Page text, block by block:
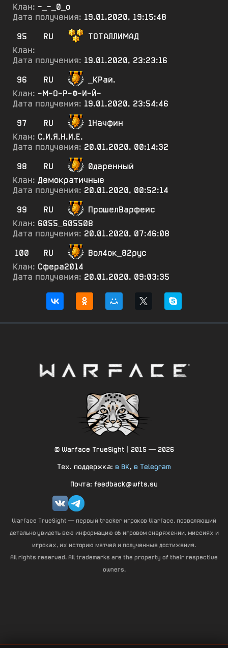
Клан: -_-_0_о
Дата получения: 19.01.2020, 19:15:48
95
RU
ТОТАЛЛИМАД
Клан:
Дата получения: 19.01.2020, 23:23:16
96
RU
_КРай.
Клан: -М-О-Р-Ф-И-Й-
Дата получения: 19.01.2020, 23:54:46
97
RU
1Начфин
Клан: С.И.Я.Н.И.Е.
Дата получения: 20.01.2020, 00:14:32
98
RU
0даренный
Клан: Демократичные
Дата получения: 20.01.2020, 00:52:14
99
RU
ПрошёлВарфейс
Клан: 6055_605508
Дата получения: 20.01.2020, 07:46:08
100
RU
Вол4ок_82рус
Клан: Сфера2014
Дата получения: 20.01.2020, 09:03:35
© Warface TrueSight | 2015 — 2026
Тех. поддержка: в ВК, в Telegram
Почта: feedback@wfts.su
Warface TrueSight — первый tracker игроков Warface, позволяющий
детально увидеть всю информацию об игровом снаряжении, миссиях и
игроках, их историю матчей и полученные достижения.
All rights reserved. All trademarks are the property of their respective
owners.